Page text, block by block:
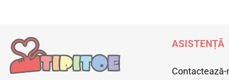
ASISTENȚĂ
Contactează-